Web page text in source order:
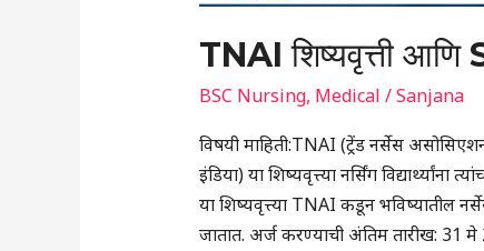
TNAI शिष्यवृत्ती आणि
BSC Nursing, Medical /Sanjana
विषयी माहिती:TNAI (ट्रेंड नर्सेस
इंडिया) या शिष्यवृत्त्या नर्सिंग
या शिष्यवृत्त्या TNAI कडून भविष्यातील
जातात. अर्ज करण्याची अंतिम तारीख: 31